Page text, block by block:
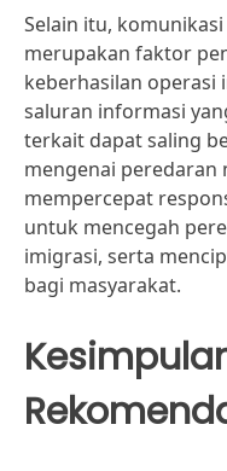
Selain itu,
merupakan faktor
keberhasilan operasi
saluran informasi
terkait dapat saling
mengenai peredaran
mempercepat
untuk mencegah
imigrasi, serta
bagi masyarakat.